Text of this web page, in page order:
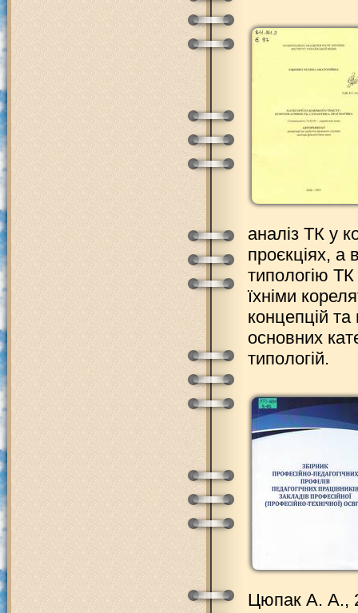
аналіз ТК у
проєкціях, а
типологію ТК
їхніми
концепцій та
основних
типологій.
Цюпак А. А.,